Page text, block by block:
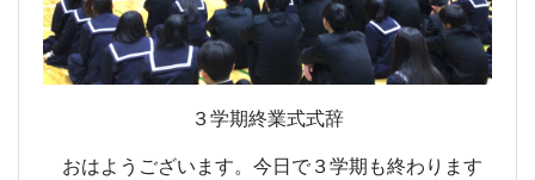
３学期終業式式辞
おはようございます。今日で３学期も終わります